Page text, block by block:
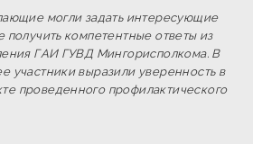
могли задать интересующие
получить компетентные ответы из
ГАИ ГУВД Мингорисполкома. В
участники выразили уверенность в
проведенного профилактического